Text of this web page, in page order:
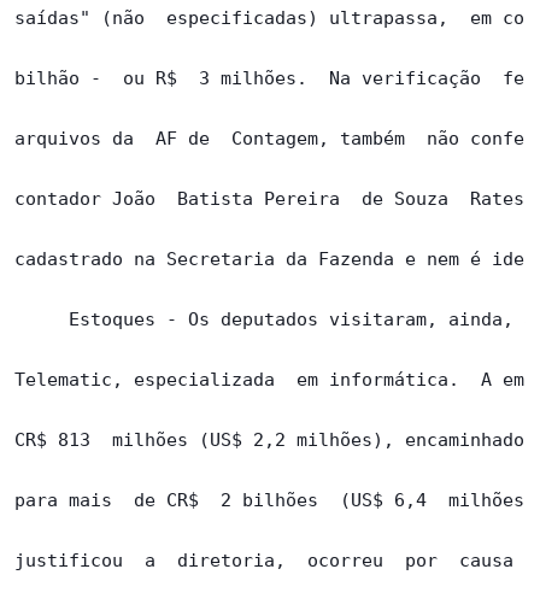
saídas" (não  especificadas) ultrapassa,  em
bilhão -  ou R$  3 milhões.  Na verificação
arquivos da  AF de  Contagem, também  não
contador João  Batista Pereira  de Souza
cadastrado na Secretaria da Fazenda e nem é
Estoques - Os deputados visitaram, ainda,
Telematic, especializada  em informática.  A
CR$ 813  milhões (US$ 2,2 milhões),
para mais  de CR$  2 bilhões  (US$ 6,4
justificou  a  diretoria,  ocorreu  por  causa